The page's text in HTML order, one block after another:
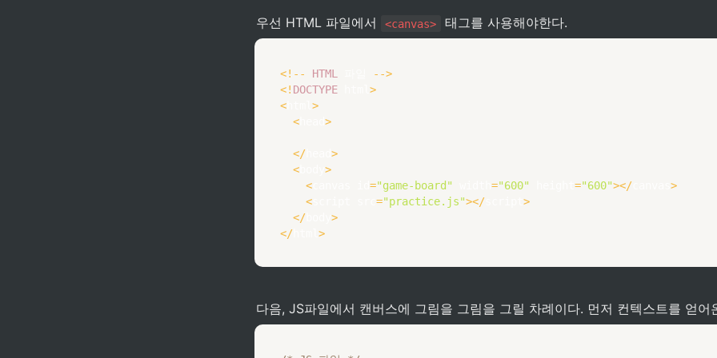
우선 HTML 파일에서 <canvas> 태그를 사용해야한다.
<! -- HTML -->
<! DOCTYPE
>
<
>
<
>
</
>
<
>
<
="game-board" ="600" ="600"></
>
<
="practice.js"></
>
</
>
</ >
다음, JS파일에서 캔버스에 그림을 그림을 그릴 차례이다. 먼저 컨텍스트를 얻어